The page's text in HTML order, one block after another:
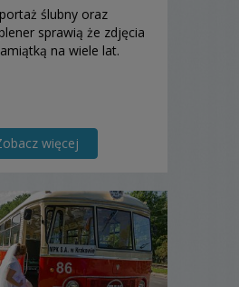
ślubny oraz
sprawią że zdjęcia
na wiele lat.
więcej